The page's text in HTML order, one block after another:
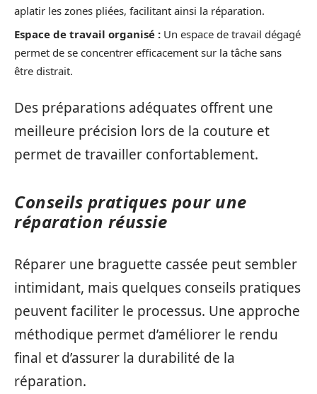
aplatir les zones pliées, facilitant ainsi la réparation.
Espace de travail organisé : Un espace de travail dégagé
permet de se concentrer efficacement sur la tâche sans
être distrait.
Des préparations adéquates offrent une
meilleure précision lors de la couture et
permet de travailler confortablement.
Conseils pratiques pour une
réparation réussie
Réparer une braguette cassée peut sembler
intimidant, mais quelques conseils pratiques
peuvent faciliter le processus. Une approche
méthodique permet d’améliorer le rendu
final et d’assurer la durabilité de la
réparation.